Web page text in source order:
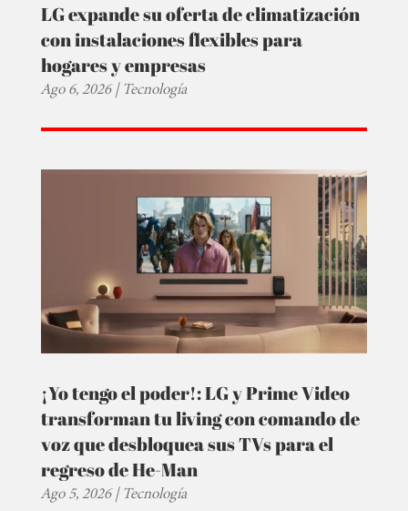
LG expande su oferta de climatización
con instalaciones flexibles para
hogares y empresas
Ago 6, 2026|Tecnología
¡Yo tengo el poder!: LG y Prime Video
transforman tu living con comando de
voz que desbloquea sus TVs para el
regreso de He-Man
Ago 5, 2026|Tecnología